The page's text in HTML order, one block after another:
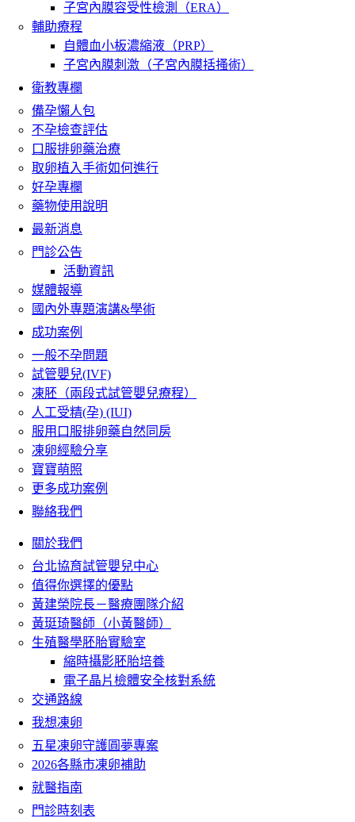
子宮內膜容受性檢測（ERA）
輔助療程
自體血小板濃縮液（PRP）
子宮內膜刺激（子宮內膜括搔術）
衛教專欄
備孕懶人包
不孕檢查評估
口服排卵藥治療
取卵植入手術如何進行
好孕專欄
藥物使用說明
最新消息
門診公告
活動資訊
媒體報導
國內外專題演講&學術
成功案例
一般不孕問題
試管嬰兒(IVF)
凍胚（兩段式試管嬰兒療程）
人工受精(孕) (IUI)
服用口服排卵藥自然同房
凍卵經驗分享
寶寶萌照
更多成功案例
聯絡我們
關於我們
台北協育試管嬰兒中心
值得你選擇的優點
黃建榮院長－醫療團隊介紹
黃珽琦醫師（小黃醫師）
生殖醫學胚胎實驗室
縮時攝影胚胎培養
電子晶片檢體安全核對系統
交通路線
我想凍卵
五星凍卵守護圓夢專案
2026各縣市凍卵補助
就醫指南
門診時刻表